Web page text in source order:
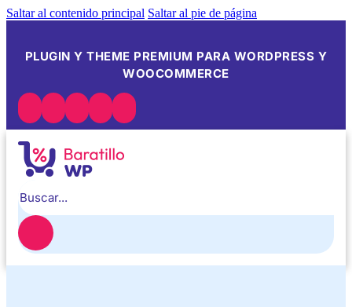
Saltar al contenido principal Saltar al pie de página
PLUGIN Y THEME PREMIUM PARA WORDPRESS Y
WOOCOMMERCE